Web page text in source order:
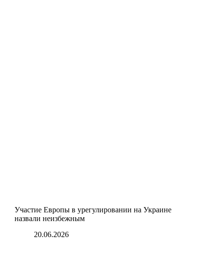
Участие Европы в урегулировании на Украине
назвали неизбежным
20.06.2026